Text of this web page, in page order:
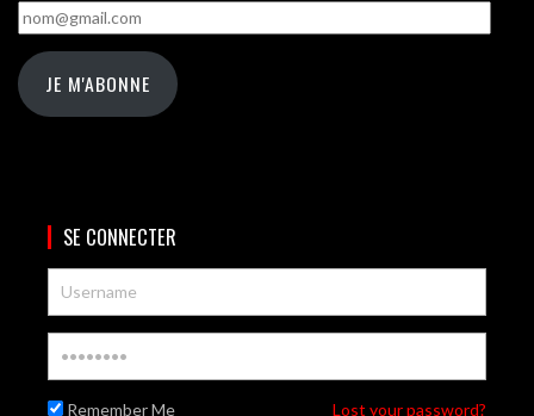
nom@gmail.com
JE M'ABONNE
SE CONNECTER
Remember Me Lost your password?